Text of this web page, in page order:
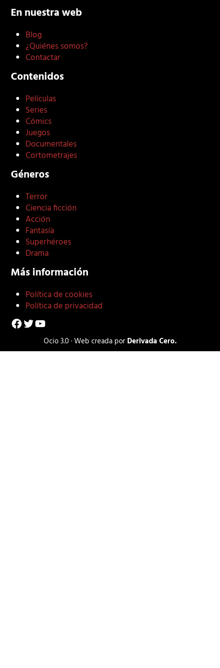
En nuestra web
Blog
¿Quiénes somos?
Contactar
Contenidos
Películas
Series
Cómics
Juegos
Documentales
Cortometrajes
Géneros
Terror
Ciencia ficción
Acción
Fantasía
Superhéroes
Drama
Más información
Política de cookies
Política de privacidad
Facebook
Twitter
YouTube
Ocio 3.0 · Web creada por Derivada Cero.